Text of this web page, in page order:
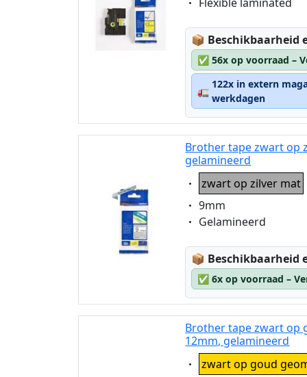
📦 Lagerstatus:
Beschikbaarheid
✅ 56x op voorraad –
🚛
122x in extern
werkdagen
Brother tape zwart op
gelamineerd
Eigenschaft:
zwart op zilver mat
Eigenschaft:
9mm
Eigenschaft:
Gelamineerd
📦 Lagerstatus:
Beschikbaarheid
✅ 6x op voorraad –
Brother tape zwart op
12mm, gelamineerd
Eigenschaft:
zwart op goud